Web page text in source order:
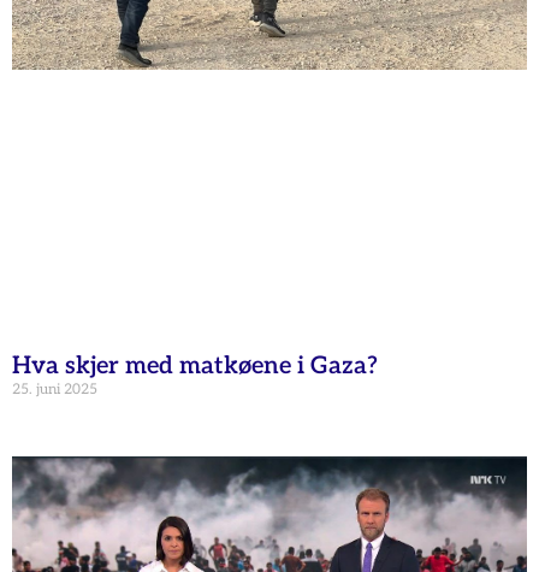
Hva skjer med matkøene i Gaza?
25. juni 2025